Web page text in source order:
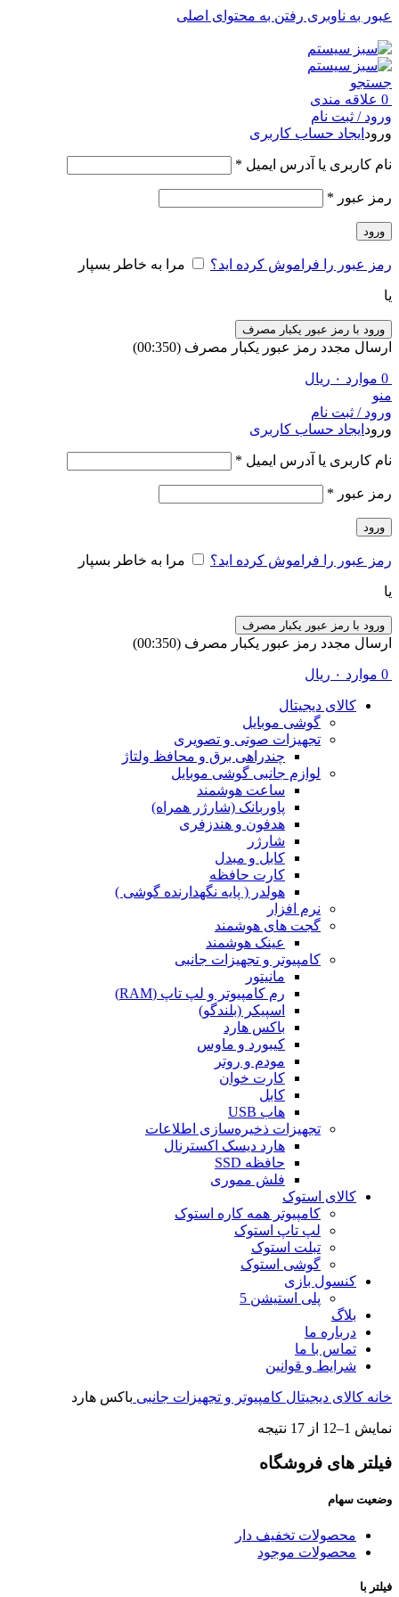
عبور به ناوبری رفتن به محتوای اصلی
جستجو
0 علاقه مندی
ورود / ثبت نام
ورود ایجاد حساب کاربری
نام کاربری یا آدرس ایمیل *
رمز عبور *
ورود
رمز عبور را فراموش کرده اید؟ مرا به خاطر بسپار
یا
ورود با رمز عبور یکبار مصرف
ارسال مجدد رمز عبور یکبار مصرف (00:
350
)
0 موارد ۰ ریال
منو
ورود / ثبت نام
ورود ایجاد حساب کاربری
نام کاربری یا آدرس ایمیل *
رمز عبور *
ورود
رمز عبور را فراموش کرده اید؟ مرا به خاطر بسپار
یا
ورود با رمز عبور یکبار مصرف
ارسال مجدد رمز عبور یکبار مصرف (00:
350
)
0 موارد ۰ ریال
کالای دیجیتال
گوشی موبایل
تجهیزات صوتی و تصویری
چندراهی برق و محافظ ولتاژ
لوازم جانبی گوشی موبایل
ساعت هوشمند
پاوربانک (شارژر همراه)
هدفون و هندزفری
شارژر
کابل و مبدل
کارت حافظه
هولدر ( پایه نگهدارنده گوشی )
نرم افزار
گجت های هوشمند
عینک هوشمند
کامپیوتر و تجهیزات جانبی
مانیتور
رم کامپیوتر و لپ تاپ (RAM)
اسپیکر (بلندگو)
باکس هارد
کیبورد و ماوس
مودم و روتر
کارت خوان
کابل
هاب USB
تجهیزات ذخیره‌سازی اطلاعات
هارد دیسک اکسترنال
حافظه SSD
فلش مموری
کالای استوک
کامپیوتر همه کاره استوک
لپ تاپ استوک
تبلت استوک
گوشی استوک
کنسول بازی
پلی استیشن 5
بلاگ
درباره ما
تماس با ما
شرایط و قوانین
خانه کالای دیجیتال کامپیوتر و تجهیزات جانبی باکس هارد
نمایش 1–12 از 17 نتیجه
فیلتر های فروشگاه
وضعیت سهام
محصولات تخفیف دار
محصولات موجود
فیلتر با